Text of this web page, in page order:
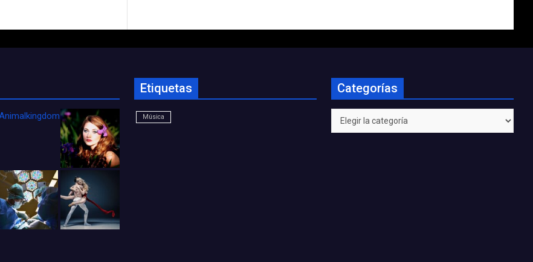
Etiquetas
Música
Categorías
Categorías